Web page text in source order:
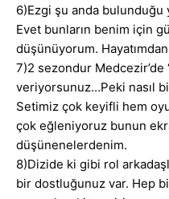
6)Ezgi şu anda bulunduğu
Evet bunların benim için
düşünüyorum.
7)2 sezondur Medcezir’de
veriyorsunuz…Peki nasıl
Setimiz çok keyifli hem
çok eğleniyoruz bunun
düşünenelerdenim.
8)Dizide ki gibi rol
bir dostluğunuz var. Hep